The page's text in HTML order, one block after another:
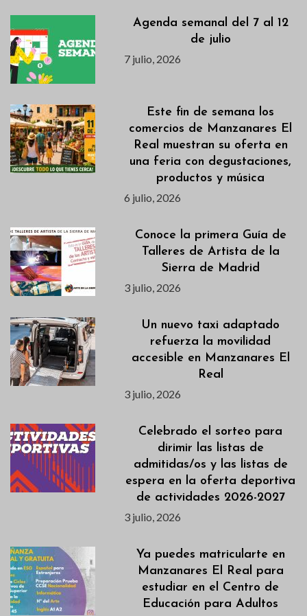
Agenda semanal del 7 al 12
de julio
7 julio, 2026
Este fin de semana los
comercios de Manzanares El
Real muestran su oferta en
una feria con degustaciones,
productos y música
6 julio, 2026
Conoce la primera Guía de
Talleres de Artista de la
Sierra de Madrid
3 julio, 2026
Un nuevo taxi adaptado
refuerza la movilidad
accesible en Manzanares El
Real
3 julio, 2026
Celebrado el sorteo para
dirimir las listas de
admitidas/os y las listas de
espera en la oferta deportiva
de actividades 2026-2027
3 julio, 2026
Ya puedes matricularte en
Manzanares El Real para
estudiar en el Centro de
Educación para Adultos